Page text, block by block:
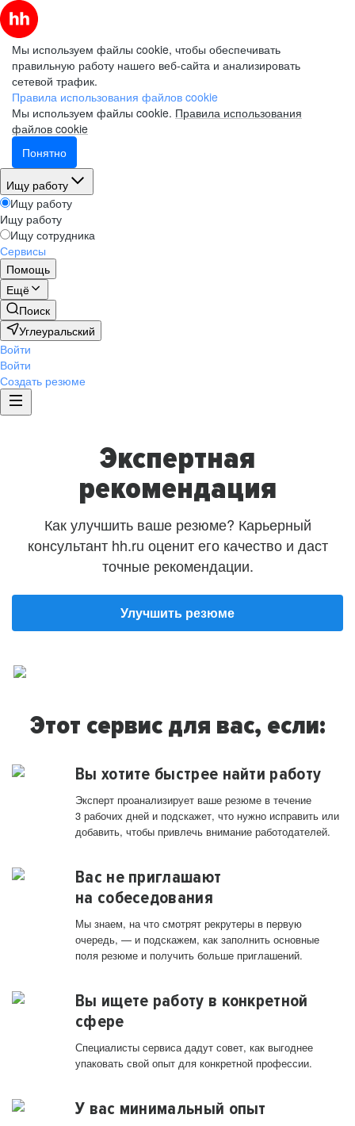
Мы используем файлы cookie, чтобы обеспечивать
правильную работу нашего веб-сайта и анализировать
сетевой трафик.
Правила использования файлов cookie
Мы используем файлы cookie. Правила использования
файлов cookie
Понятно
Ищу работу
Ищу работу
Ищу работу
Ищу сотрудника
Сервисы
Помощь
Ещё
Поиск
Углеуральский
Войти
Войти
Создать резюме
Экспертная
рекомендация
Как улучшить ваше резюме? Карьерный
консультант hh.ru оценит его качество и даст
точные рекомендации.
Улучшить резюме
Этот сервис для вас, если:
Вы хотите быстрее найти работу
Эксперт проанализирует ваше резюме в течение
3 рабочих дней и подскажет, что нужно исправить или
добавить, чтобы привлечь внимание работодателей.
Вас не приглашают
на собеседования
Мы знаем, на что смотрят рекрутеры в первую
очередь, — и подскажем, как заполнить основные
поля резюме и получить больше приглашений.
Вы ищете работу в конкретной
сфере
Специалисты сервиса дадут совет, как выгоднее
упаковать свой опыт для конкретной профессии.
У вас минимальный опыт